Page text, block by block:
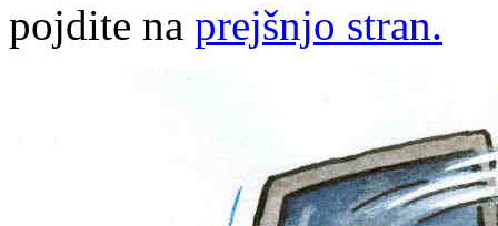
pojdite na prejšnjo stran.